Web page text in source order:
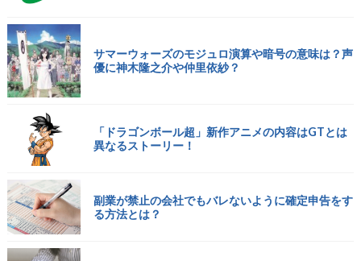
サマーウォーズのモジュロ演算や暗号の意味は？声
優に神木隆之介や仲里依紗？
「ドラゴンボール超」新作アニメの内容はGTとは
異なるストーリー！
副業が禁止の会社でもバレないように確定申告をす
る方法とは？